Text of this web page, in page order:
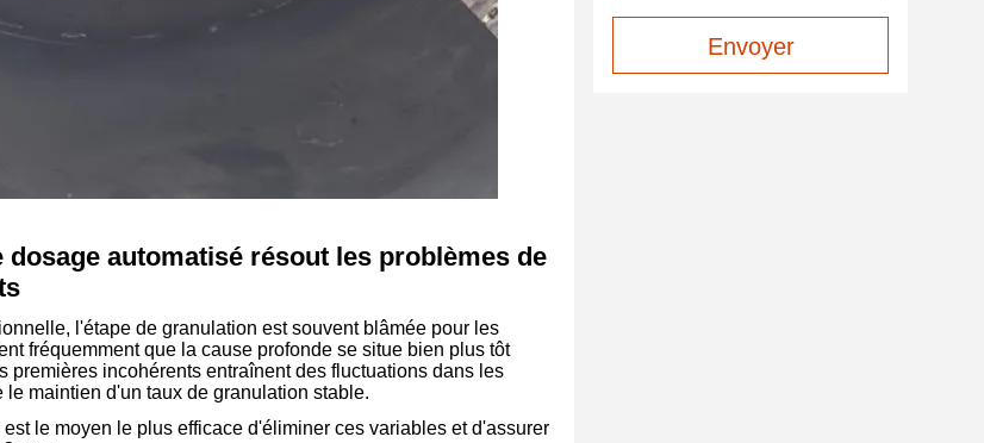
automatisé résout les problèmes de
l'étape de granulation est souvent blâmée pour les
fréquemment que la cause profonde se situe bien plus tôt
premières incohérents entraînent des fluctuations dans les
maintien d'un taux de granulation stable.
est le moyen le plus efficace d'éliminer ces variables et d'assurer
Envoyer